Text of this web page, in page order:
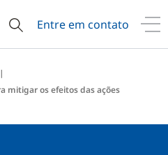
Entre em contato
mitigar os efeitos das ações